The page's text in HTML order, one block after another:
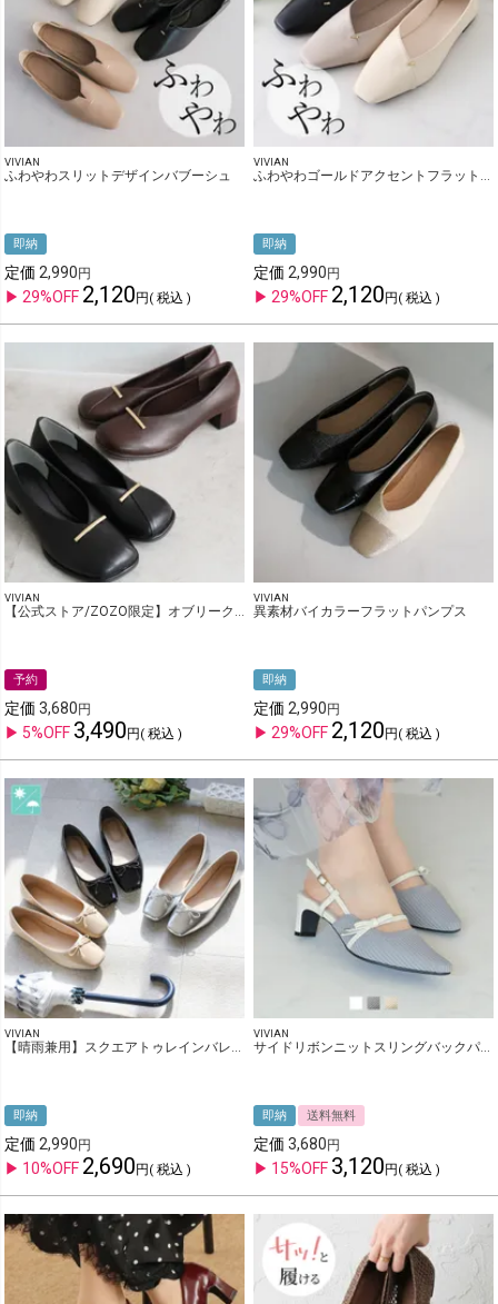
VIVIAN
ふわやわスリットデザインバブーシュ
即納
定価 2,990
29%OFF 2,120 税込
VIVIAN
ふわやわゴールドアクセントフラットシューズ
即納
定価 2,990
29%OFF 2,120 税込
VIVIAN
【公式ストア/ZOZO限定】オブリークトゥゴールドモチーフパンプス
予約
定価 3,680
5%OFF 3,490 税込
VIVIAN
異素材バイカラーフラットパンプス
即納
定価 2,990
29%OFF 2,120 税込
VIVIAN
【晴雨兼用】スクエアトゥレインバレエシューズ
即納
定価 2,990
10%OFF 2,690 税込
VIVIAN
サイドリボンニットスリングバックパンプス
即納 送料無料
定価 3,680
15%OFF 3,120 税込